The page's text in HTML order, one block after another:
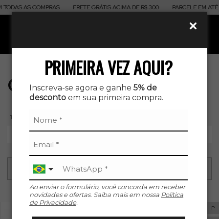
PRIMEIRA VEZ AQUI?
Inscreva-se agora e ganhe 5% de
desconto em sua primeira compra.
Ao enviar o formulário, você concorda em receber
novidades e ofertas. Saiba mais em nossa Política
de Privacidade.
AS COMPRAS FRETE GRÁTIS ACIMA DE R$ 300 PARCELE EM ATÉ
Calças Legging
TAMANHO
P